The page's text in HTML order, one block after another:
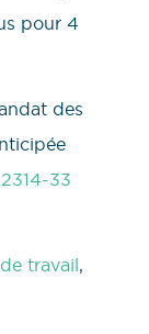
pour 4
des
33
travail,